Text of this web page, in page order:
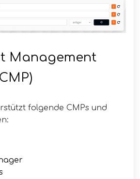
Management
folgende CMPs und